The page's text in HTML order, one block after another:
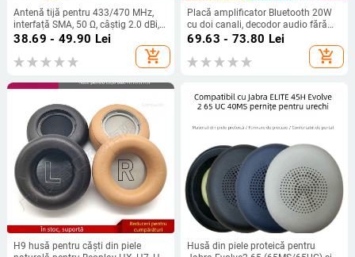
Antenă tijă pentru 433/470 MHz,
interfață SMA, 50 Ω, câștig 2.0 dBi,
SWR ≤ 2
38.69 - 49.90 Lei
add_shopping_cart
Placă amplificator Bluetooth 20W
cu doi canali, decodor audio fără
pierderi și placă principală pentru
69.63 - 73.80 Lei
add_shopping_cart
H9 husă pentru căști din piele
Husă din piele proteică pentru